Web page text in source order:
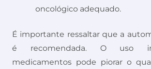
oncológico adequado.
É importante ressaltar que a
é recomendada. O uso
medicamentos pode piorar o